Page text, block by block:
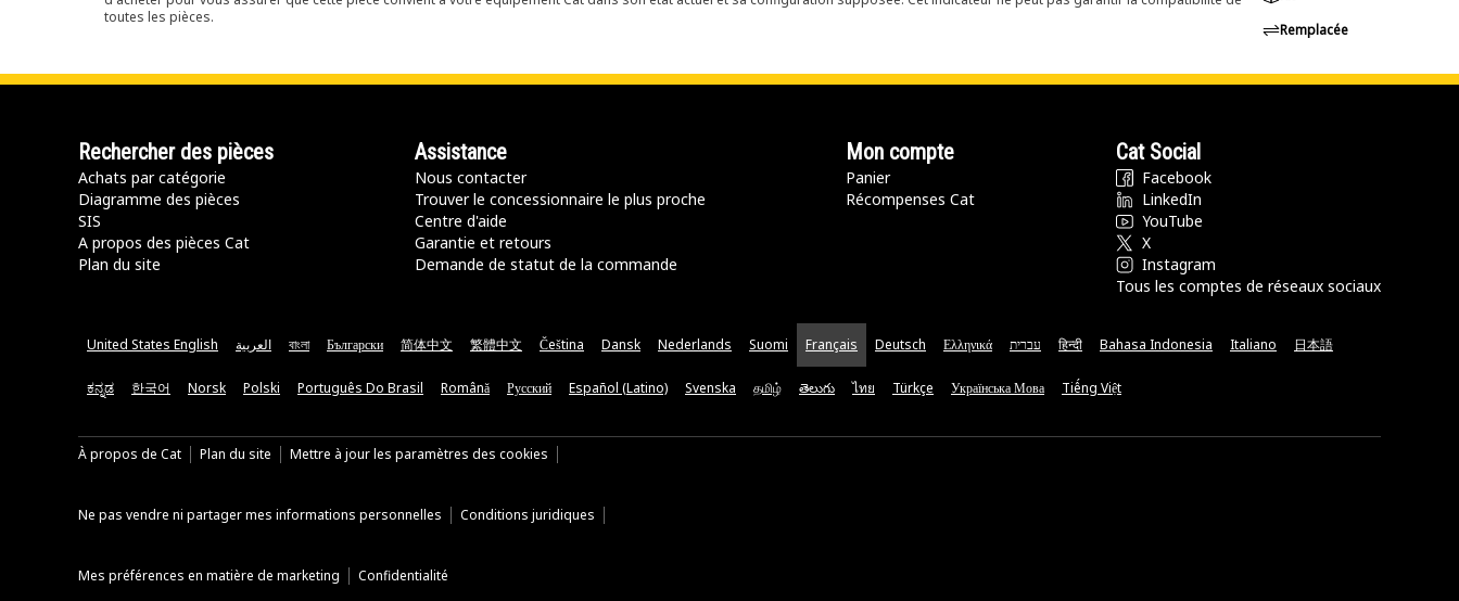
toutes les pièces.
Remplacée
Rechercher des pièces
Achats par catégorie
Diagramme des pièces
SIS
A propos des pièces Cat
Plan du site
Assistance
Nous contacter
Trouver le concessionnaire le plus proche
Centre d'aide
Garantie et retours
Demande de statut de la commande
Mon compte
Panier
Récompenses Cat
Cat Social
Facebook
LinkedIn
YouTube
X
Instagram
Tous les comptes de réseaux sociaux
United States English العربية বাংলা Български 简体中文 繁體中文 Čeština Dansk Nederlands Suomi Français Deutsch Ελληνικά עברית हिन्दी Bahasa Indonesia Italiano 日本語
ಕನ್ನಡ 한국어 Norsk Polski Português Do Brasil Română Русский Español (Latino) Svenska தமிழ் తెలుగు ไทย Türkçe Українська Мова Tiếng Việt
À propos de Cat Plan du site Mettre à jour les paramètres des cookies
Ne pas vendre ni partager mes informations personnelles Conditions juridiques
Mes préférences en matière de marketing Confidentialité